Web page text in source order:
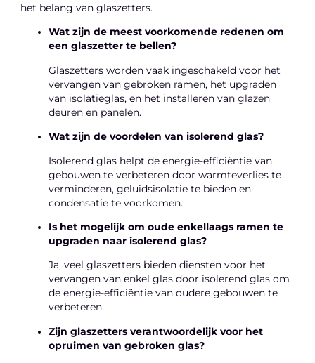
het belang van glaszetters.
Wat zijn de meest voorkomende redenen om
een glaszetter te bellen?
Glaszetters worden vaak ingeschakeld voor het
vervangen van gebroken ramen, het upgraden
van isolatieglas, en het installeren van glazen
deuren en panelen.
Wat zijn de voordelen van isolerend glas?
Isolerend glas helpt de energie-efficiëntie van
gebouwen te verbeteren door warmteverlies te
verminderen, geluidsisolatie te bieden en
condensatie te voorkomen.
Is het mogelijk om oude enkellaags ramen te
upgraden naar isolerend glas?
Ja, veel glaszetters bieden diensten voor het
vervangen van enkel glas door isolerend glas om
de energie-efficiëntie van oudere gebouwen te
verbeteren.
Zijn glaszetters verantwoordelijk voor het
opruimen van gebroken glas?